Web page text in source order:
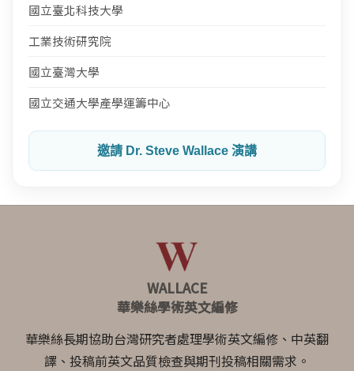
國立臺北科技大學
工業技術研究院
國立臺灣大學
國立交通大學產學運籌中心
邀請 Dr. Steve Wallace 演講
WALLACE
華樂絲學術英文編修
華樂絲長期協助台灣研究者處理學術英文編修、中英翻
譯、投稿前英文品質檢查與期刊投稿相關需求。